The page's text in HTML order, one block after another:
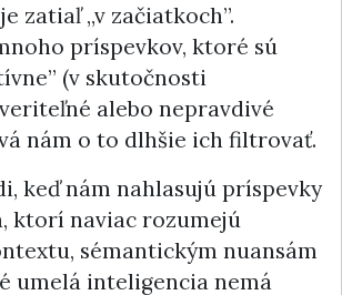
zatiaľ „v začiatkoch”.
príspevkov, ktoré sú
(v skutočnosti
alebo nepravdivé
nám o to dlhšie ich filtrovať.
keď nám nahlasujú príspevky
ktorí naviac rozumejú
sémantickým nuansám
umelá inteligencia nemá